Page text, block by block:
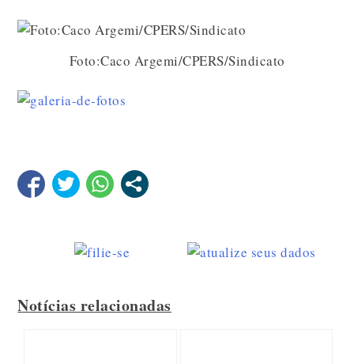
Foto:Caco Argemi/CPERS/Sindicato
Notícias relacionadas